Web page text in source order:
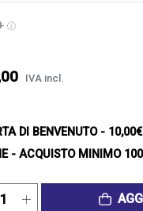
IVA incl.
DI BENVENUTO- 10,00€
- ACQUISTO MINIMO